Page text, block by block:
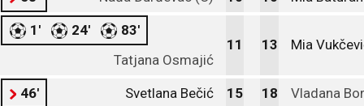
1' 24'
83'
Tatjana Osmajić
11 13 Mia
46' Svetlana Bečić 15 18 Vladana